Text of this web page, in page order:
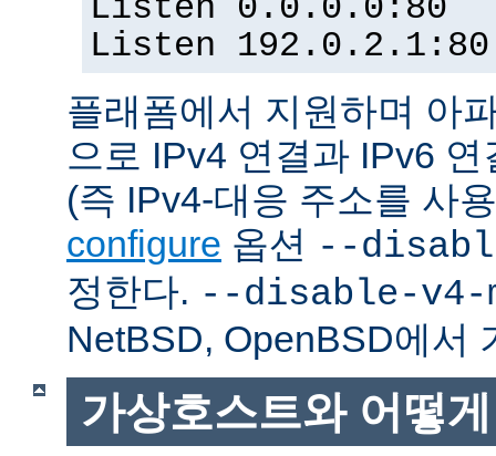
Listen 0.0.0.0:80
Listen 192.0.2.1:80
플래폼에서 지원하며 아
으로 IPv4 연결과 IPv6
(즉 IPv4-대응 주소를 사
configure 옵션 --
정한다. --disable-v4-
NetBSD, OpenBSD에서
가상호스트와 어떻